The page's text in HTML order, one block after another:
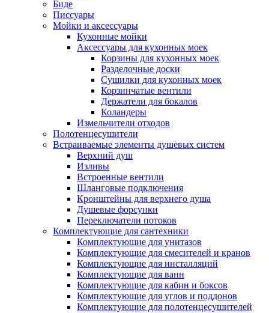
Биде
Писсуары
Мойки и аксессуары
Кухонные мойки
Аксессуары для кухонных моек
Корзины для кухонных моек
Разделочные доски
Сушилки для кухонных моек
Корзинчатые вентили
Держатели для бокалов
Коландеры
Измельчители отходов
Полотенцесушители
Встраиваемые элементы душевых систем
Верхний душ
Изливы
Встроенные вентили
Шланговые подключения
Кронштейны для верхнего душа
Душевые форсунки
Переключатели потоков
Комплектующие для сантехники
Комплектующие для унитазов
Комплектующие для смесителей и кранов
Комплектующие для инсталляций
Комплектующие для ванн
Комплектующие для кабин и боксов
Комплектующие для углов и поддонов
Комплектующие для полотенцесушителей